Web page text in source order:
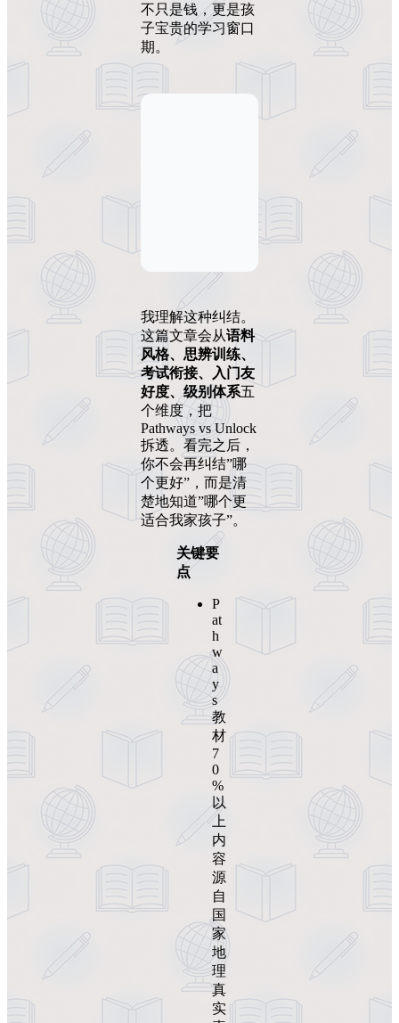
不只是钱，更是孩
子宝贵的学习窗口
期。
我理解这种纠结。
这篇文章会从语料
风格、思辨训练、
考试衔接、入门友
好度、级别体系五
个维度，把
Pathways vs Unlock
拆透。看完之后，
你不会再纠结”哪
个更好”，而是清
楚地知道”哪个更
适合我家孩子”。
关键要
点
P
at
h
w
a
y
s
教
材
7
0
%
以
上
内
容
源
自
国
家
地
理
真
实